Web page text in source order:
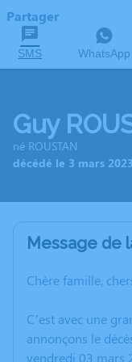
Partager
SMS WhatsApp
Guy
né ROUSTAN
décédé le 3 mars
Message de
Chère famille,
C’est avec une
annonçons le
vendredi 03 mars